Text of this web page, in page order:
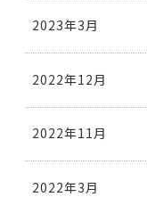
2023年3月
2022年12月
2022年11月
2022年3月